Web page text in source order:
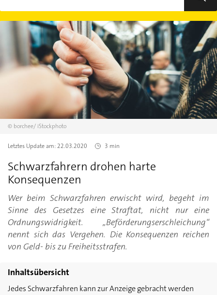
© borchee/ iStockphoto
Letztes Update am:22.03.2020 3 min
Schwarzfahrern drohen harte
Konsequenzen
Wer beim Schwarzfahren erwischt wird, begeht im
Sinne des Gesetzes eine Straftat, nicht nur eine
Ordnungswidrigkeit. „Beförderungserschleichung“
nennt sich das Vergehen. Die Konsequenzen reichen
von Geld- bis zu Freiheitsstrafen.
Inhaltsübersicht
Jedes Schwarzfahren kann zur Anzeige gebracht werden